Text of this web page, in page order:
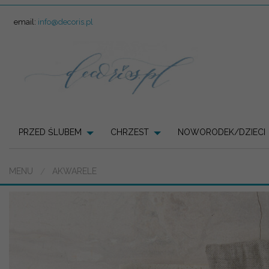
email: info@decoris.pl
PRZED ŚLUBEM CHRZEST NOWORODEK/DZIECI
MENU AKWARELE